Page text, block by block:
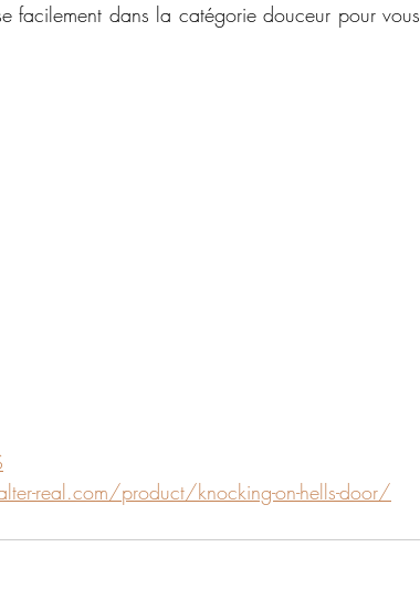
facilement dans la catégorie douceur pour vous
real.com/product/knocking-on-hells-door/